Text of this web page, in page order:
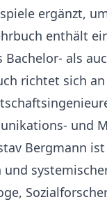
ergänzt,
enthält
Bachelor- als
richtet sich
und
Bergmann
und